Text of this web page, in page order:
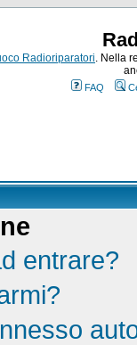
Radioriparatori. Nella
FAQ
entrare?